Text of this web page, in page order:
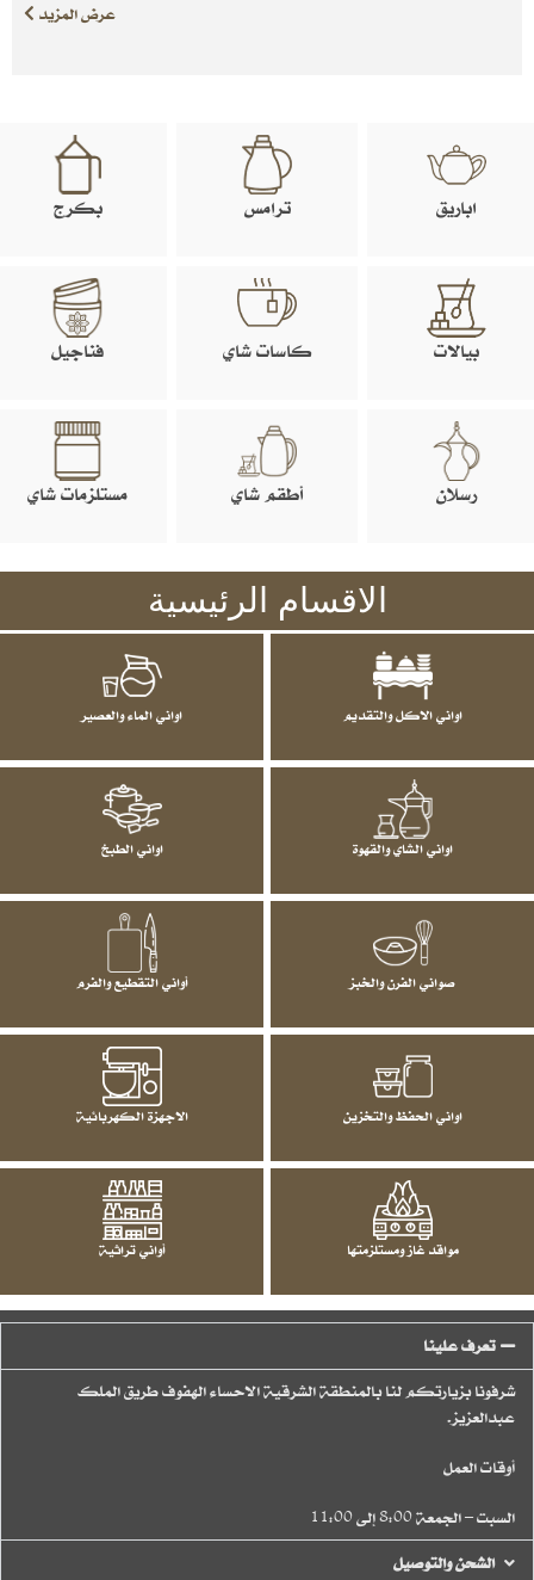
عرض المزيد
اباريق ترامس بكرج
بيالات كاسات شاي فناجيل
رسلان أطقم شاي مستلزمات شاي
الاقسام الرئيسية
اواني الاكل والتقديم اواني الماء والعصير
اواني الشاي والقهوة اواني الطبخ
صواني الفرن والخبز أواني التقطيع والفرم
اواني الحفظ والتخزين الاجهزة الكهربائية
مواقد غاز ومستلزمتها أواني تراثية
تعرف علينا
شرفونا بزيارتكم لنا بالمنطقة الشرقية الاحساء الهفوف طريق الملك
عبدالعزيز.
أوقات العمل
السبت – الجمعة 8:00 إلى 11:00
الشحن والتوصيل